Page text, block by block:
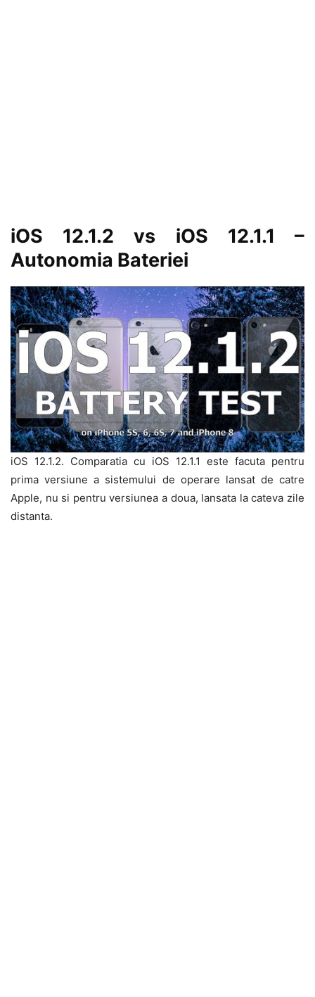
iOS 12.1.2 vs iOS 12.1.1 –
Autonomia Bateriei
iOS 12.1.2. Comparatia cu iOS 12.1.1 este facuta pentru
prima versiune a sistemului de operare lansat de catre
Apple, nu si pentru versiunea a doua, lansata la cateva zile
distanta.